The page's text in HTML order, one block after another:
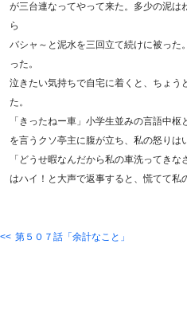
が三台連なってやって来た。多少の泥は
ら
バシャ～と泥水を三回立て続けに被った
った。
泣きたい気持ちで自宅に着くと、ちょう
た。
「きったねー車」小学生並みの言語中
を言うクソ亭主に腹が立ち、私の怒りは
「どうせ暇なんだから私の車洗ってき
はハイ！と大声で返事すると、慌てて私
第５０７話「余計なこと」